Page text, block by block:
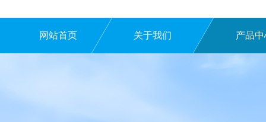
网站首页 关于我们 产品中